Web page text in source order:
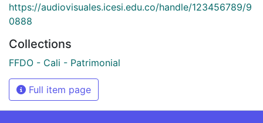
https://audiovisuales.icesi.edu.co/handle/123456789/9
0888
Collections
FFDO - Cali - Patrimonial
Full item page